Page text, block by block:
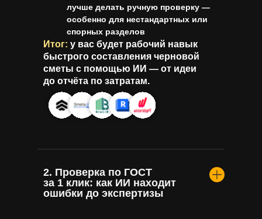
лучше делать ручную проверку —
особенно для нестандартных или
спорных разделов
Итог: у вас будет рабочий навык
быстрого составления черновой
сметы с помощью ИИ — от идеи
до отчёта по затратам.
2. Проверка по ГОСТ
за 1 клик: как ИИ находит
ошибки до экспертизы